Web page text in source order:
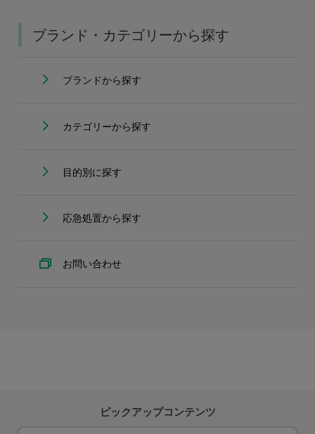
ブランド・カテゴリーから探す
ブランドから探す
カテゴリーから探す
目的別に探す
応急処置から探す
お問い合わせ
ピックアップコンテンツ